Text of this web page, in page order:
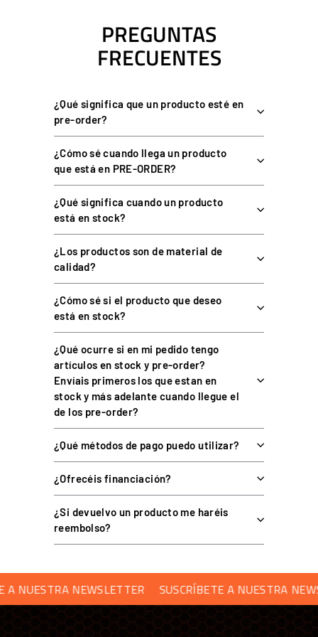
Timón autocentrado con recorrido largo para maniobras
suaves y precisas.
Frenos diferenciales grandes (25 cm / talla 45 EU) con pivote
central y ángulo de 15°.
delantera del pie) o confort (pie completo).
Software T.A.R.G.E.T. (PC) para perfiles avanzados y
combinar el timón con otros periféricos Thrustmaster.
ESPECIFICACIONES TÉCNICAS
ESPECIFICACIÓN DETALLE
Tecnología de timón
aluminio
Diferenciales en cada pedal
Pedales 25 cm (talla 45 EU)
Autocentrado
USB + RJ12 (dual)
PC, PS4, PS5, Xbox One, Xbox
PREGUNTAS
FRECUENTES
¿Qué significa que un producto esté en
pre-order?
¿Cómo sé cuando llega un producto
que está en PRE-ORDER?
¿Qué significa cuando un producto
está en stock?
¿Los productos son de material de
calidad?
¿Cómo sé si el producto que deseo
está en stock?
¿Qué ocurre si en mi pedido tengo
artículos en stock y pre-order?
Envíais primeros los que estan en
stock y más adelante cuando llegue el
de los pre-order?
¿Qué métodos de pago puedo utilizar?
¿Ofrecéis financiación?
¿Si devuelvo un producto me haréis
reembolso?
NEWSLETTER SUSCRÍBETE A NUESTRA